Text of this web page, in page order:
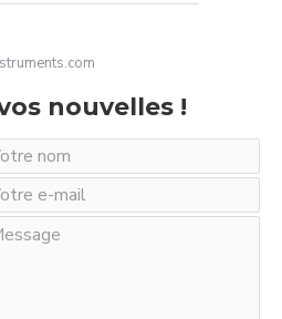
nouvelles !